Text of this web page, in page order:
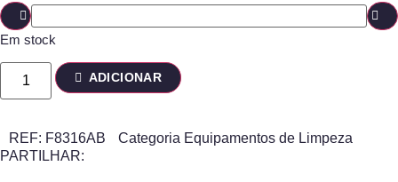
Em stock
ADICIONAR
REF: F8316AB Categoria Equipamentos de Limpeza
PARTILHAR: